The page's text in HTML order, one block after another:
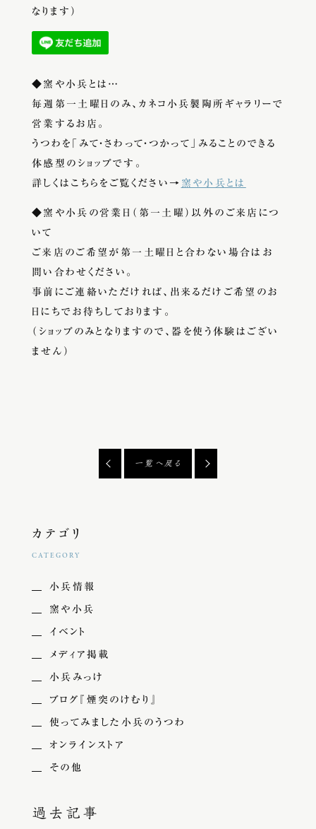
なります）
◆窯や小兵とは…
毎週第一土曜日のみ、カネコ小兵製陶所ギャラリーで
営業するお店。
うつわを「みて・さわって・つかって」みることのできる
体感型のショップです。
詳しくはこちらをご覧ください→ 窯や小兵とは
◆窯や小兵の営業日（第一土曜）以外のご来店につ
いて
ご来店のご希望が第一土曜日と合わない場合はお
問い合わせください。
事前にご連絡いただければ、出来るだけご希望のお
日にちでお待ちしております。
（ショップのみとなりますので、器を使う体験はござい
ません）
一覧へ戻る
カテゴリ
CATEGORY
小兵情報
窯や小兵
イベント
メディア掲載
小兵みっけ
ブログ『煙突のけむり』
使ってみました小兵のうつわ
オンラインストア
その他
過去記事